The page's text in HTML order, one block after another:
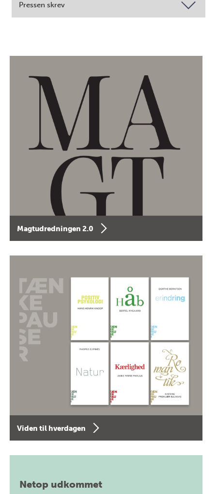
Pressen skrev
Magtudredningen 2.0
Viden til hverdagen
Netop udkommet